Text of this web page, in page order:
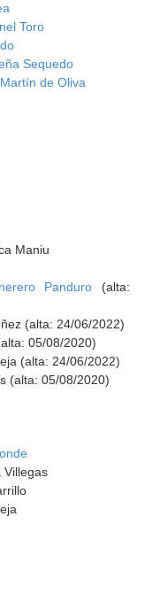
Toro
Sequedo
de Oliva
Maniu
Panduro (alta:
(alta: 24/06/2022)
05/08/2020)
(alta: 24/06/2022)
(alta: 05/08/2020)
Villegas